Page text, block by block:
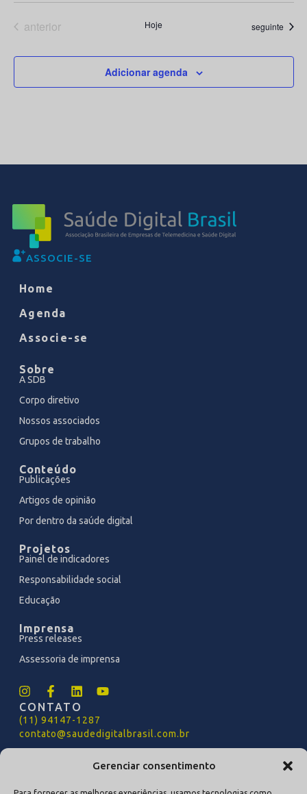
Gerenciar consentimento
Eventos
anterior Hoje Eventos
seguinte
Adicionar agenda
ASSOCIE-SE
Home
Agenda
Associe-se
Sobre
A SDB
Corpo diretivo
Nossos associados
Grupos de trabalho
Conteúdo
Publicações
Artigos de opinião
Por dentro da saúde digital
Projetos
Painel de indicadores
Responsabilidade social
Educação
Imprensa
Press releases
Assessoria de imprensa
CONTATO
(11) 94147-1287
contato@saudedigitalbrasil.com.br
imprensa@saudedigitalbrasil.com.br
POLÍTICA DE PRIVACIDADE